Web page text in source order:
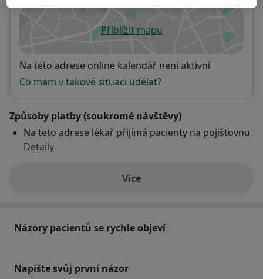
Přiblížit mapuse otevře v nové záložce
Dostupnost
Na této adrese online kalendář není aktivní
Co mám v takové situaci udělat?
Způsoby platby (soukromé návštěvy)
Na teto adrese lékař přijímá pacienty na pojišťovnu
Detaily
Víceo adrese
Názory pacientů se rychle objeví
Napište svůj první názor